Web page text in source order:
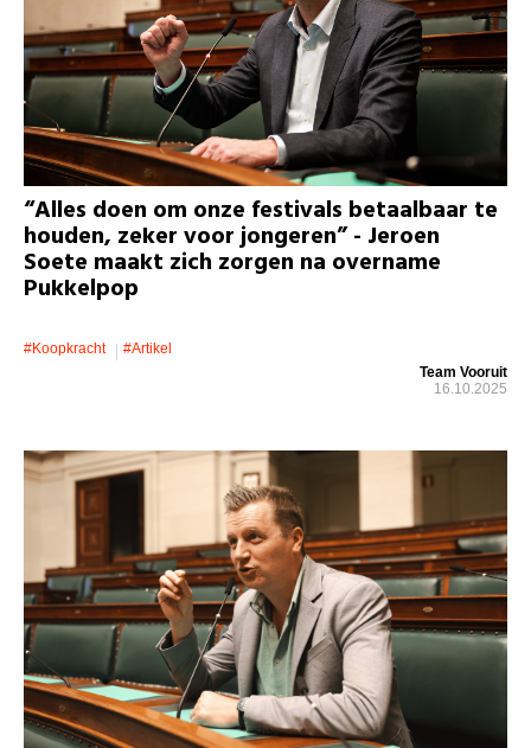
“Alles doen om onze festivals betaalbaar te
houden, zeker voor jongeren” - Jeroen
Soete maakt zich zorgen na overname
Pukkelpop
#koopkracht
#artikel
Team Vooruit
16.10.2025